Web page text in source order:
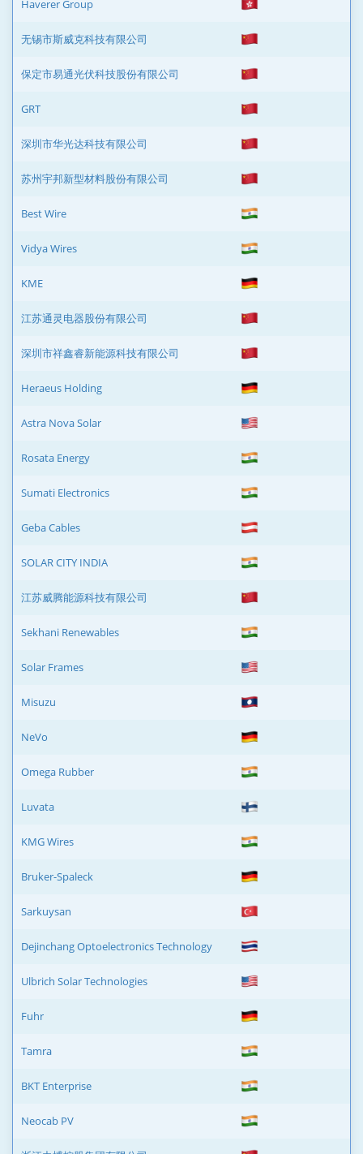
Haverer Group
无锡市斯威克科技有限公司
保定市易通光伏科技股份有限公司
GRT
深圳市华光达科技有限公司
苏州宇邦新型材料股份有限公司
Best Wire
Vidya Wires
KME
江苏通灵电器股份有限公司
深圳市祥鑫睿新能源科技有限公司
Heraeus Holding
Astra Nova Solar
Rosata Energy
Sumati Electronics
Geba Cables
SOLAR CITY INDIA
江苏威腾能源科技有限公司
Sekhani Renewables
Solar Frames
Misuzu
NeVo
Omega Rubber
Luvata
KMG Wires
Bruker-Spaleck
Sarkuysan
Dejinchang Optoelectronics Technology
Ulbrich Solar Technologies
Fuhr
Tamra
BKT Enterprise
Neocab PV